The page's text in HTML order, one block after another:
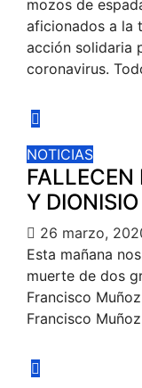
mozos de
aficionados a la
acción solidaria
coronavirus.
NOTICIAS
Y
26 marzo,
Esta mañana
muerte de dos
Francisco
Francisco